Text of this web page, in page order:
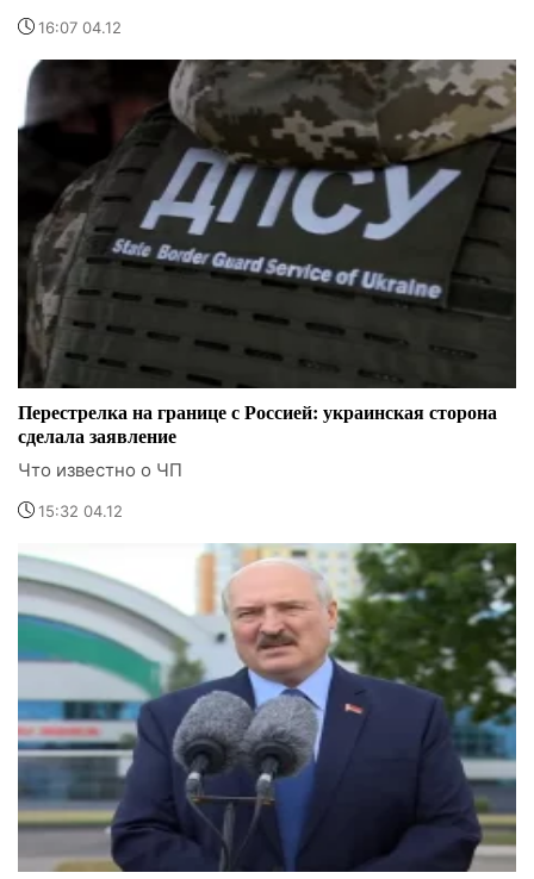
16:07 04.12
Перестрелка на границе с Россией: украинская сторона
сделала заявление
Что известно о ЧП
15:32 04.12